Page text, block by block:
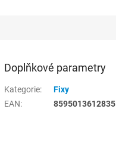
Doplňkové parametry
Kategorie:
Fixy
EAN: 8595013612835